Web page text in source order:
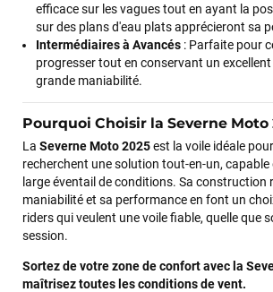
efficace sur les vagues tout en ayant la
sur des plans d'eau plats apprécieront sa
Intermédiaires à Avancés : Parfaite pour
progresser tout en conservant un
grande maniabilité.
Pourquoi Choisir la Severne Moto
La Severne Moto 2025est la voile idéale
recherchent une solution tout-en-un, capable
large éventail de conditions. Sa construction
maniabilité et sa performance en font un
riders qui veulent une voile fiable, quelle que
session.
Sortez de votre zone de confort avec la
maîtrisez toutes les conditions de vent.
Sébastien BACHELIER
il y a un
Cela faisait 6 mois que je galérais à
m'ont trouvé une pépite à laquelle je
Excellent conseil excellent prix et en plus
Maronui RICHMOND
il y a 3
J'ai acheté une voile d'occasion depuis
L'envoi a été rapide. La voile est arrivée en
Mauruuru roa.
VOIR TOUS LES AVIS